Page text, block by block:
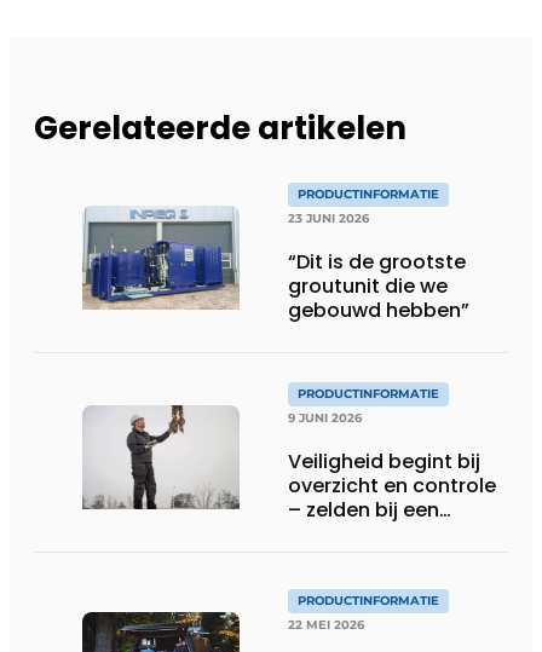
Gerelateerde artikelen
PRODUCTINFORMATIE
23 JUNI 2026
“Dit is de grootste
groutunit die we
gebouwd hebben”
PRODUCTINFORMATIE
9 JUNI 2026
Veiligheid begint bij
overzicht en controle
– zelden bij een
PRODUCTINFORMATIE
22 MEI 2026